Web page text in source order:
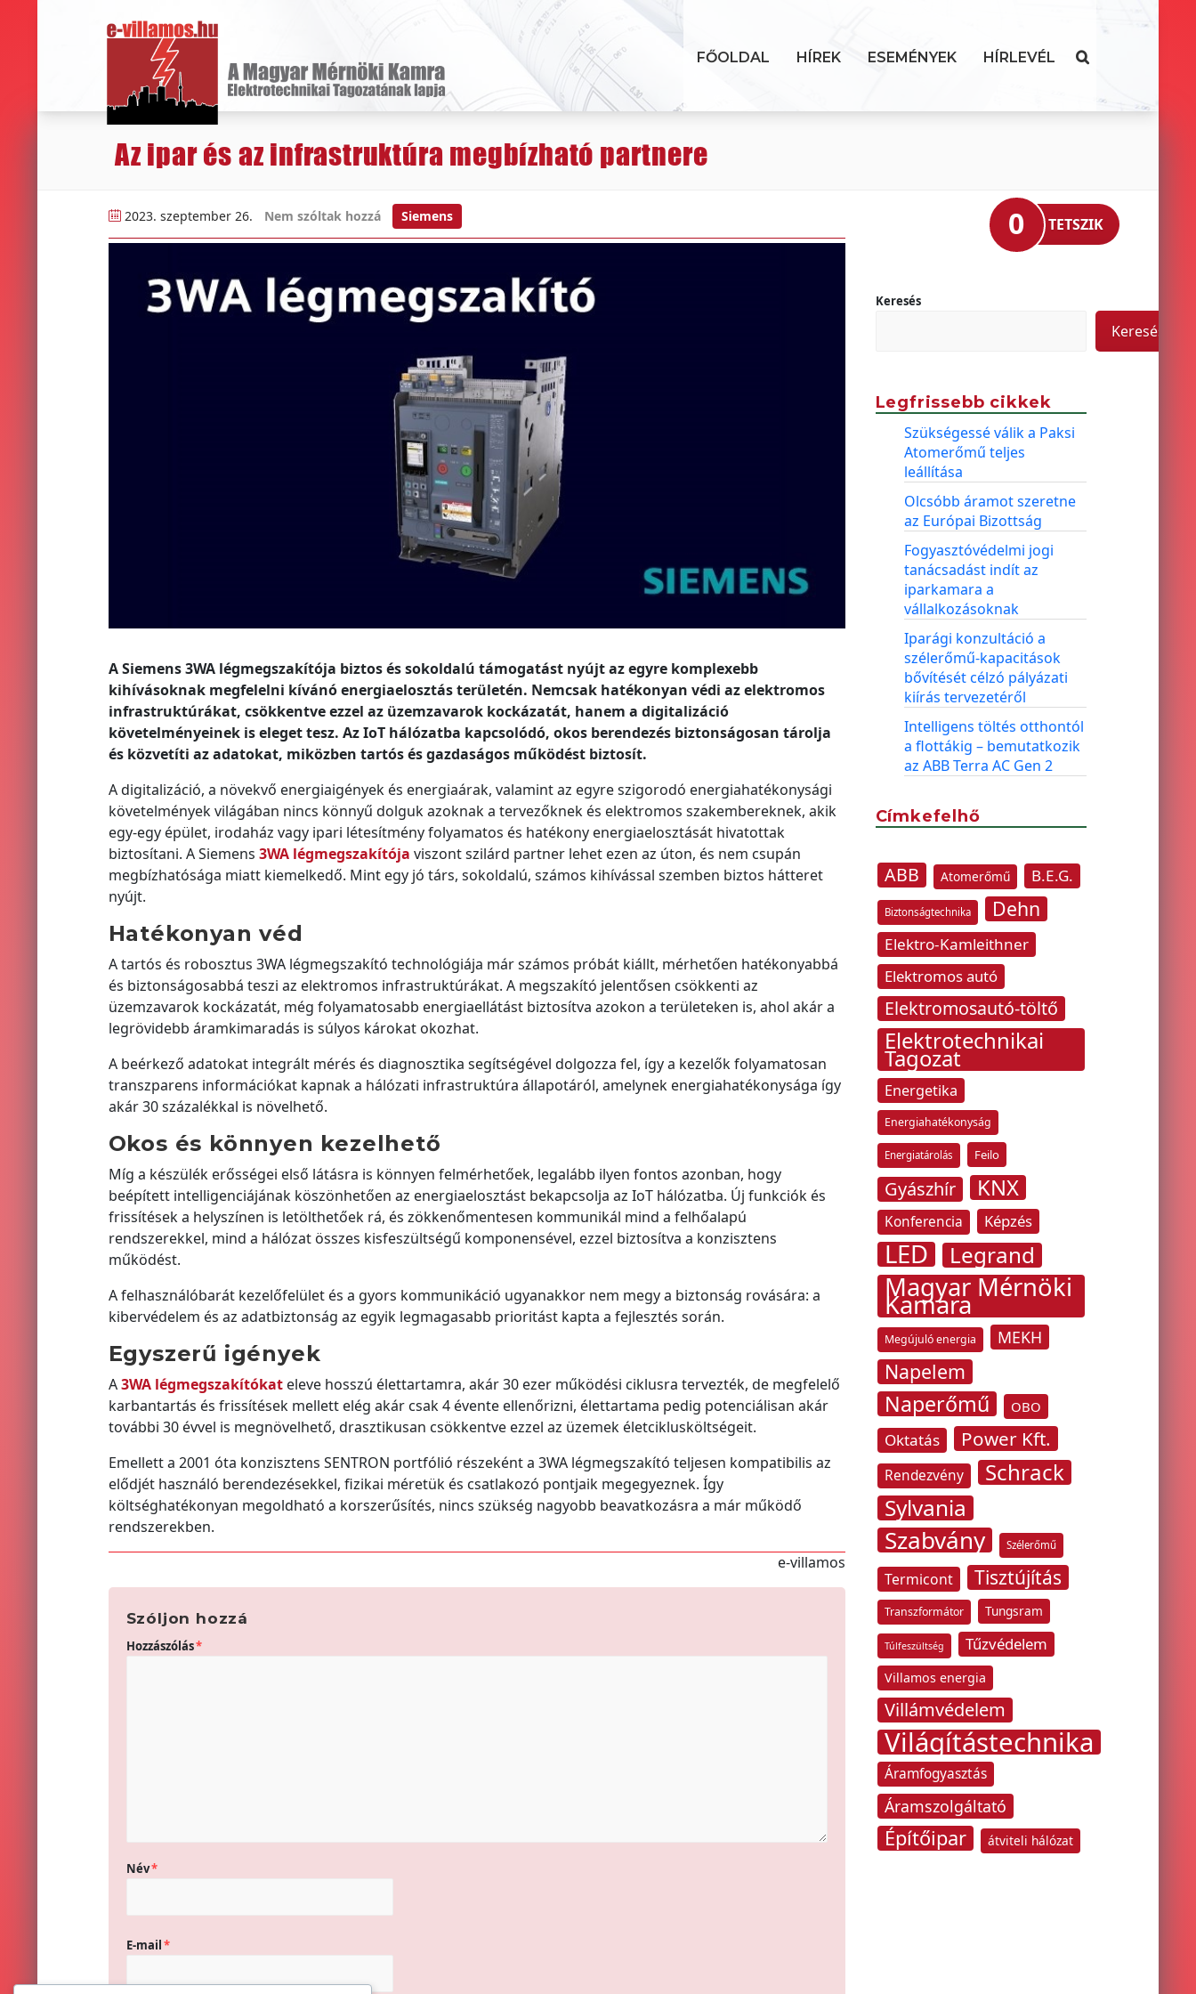
FŐOLDAL HÍREK ESEMÉNYEK HÍRLEVÉL
Az ipar és az infrastruktúra megbízható partnere
2023. szeptember 26. Nem szóltak hozzá Siemens
A Siemens 3WA légmegszakítója biztos és sokoldalú támogatást nyújt az egyre komplexebb
kihívásoknak megfelelni kívánó energiaelosztás területén. Nemcsak hatékonyan védi az elektromos
infrastruktúrákat, csökkentve ezzel az üzemzavarok kockázatát, hanem a digitalizáció
követelményeinek is eleget tesz. Az IoT hálózatba kapcsolódó, okos berendezés biztonságosan tárolja
és közvetíti az adatokat, miközben tartós és gazdaságos működést biztosít.
A digitalizáció, a növekvő energiaigények és energiaárak, valamint az egyre szigorodó energiahatékonysági
követelmények világában nincs könnyű dolguk azoknak a tervezőknek és elektromos szakembereknek, akik
egy-egy épület, irodaház vagy ipari létesítmény folyamatos és hatékony energiaelosztását hivatottak
biztosítani. A Siemens 3WA légmegszakítója viszont szilárd partner lehet ezen az úton, és nem csupán
megbízhatósága miatt kiemelkedő. Mint egy jó társ, sokoldalú, számos kihívással szemben biztos hátteret
nyújt.
Hatékonyan véd
A tartós és robosztus 3WA légmegszakító technológiája már számos próbát kiállt, mérhetően hatékonyabbá
és biztonságosabbá teszi az elektromos infrastruktúrákat. A megszakító jelentősen csökkenti az
üzemzavarok kockázatát, még folyamatosabb energiaellátást biztosítva azokon a területeken is, ahol akár a
legrövidebb áramkimaradás is súlyos károkat okozhat.
A beérkező adatokat integrált mérés és diagnosztika segítségével dolgozza fel, így a kezelők folyamatosan
transzparens információkat kapnak a hálózati infrastruktúra állapotáról, amelynek energiahatékonysága így
akár 30 százalékkal is növelhető.
Okos és könnyen kezelhető
Míg a készülék erősségei első látásra is könnyen felmérhetőek, legalább ilyen fontos azonban, hogy
beépített intelligenciájának köszönhetően az energiaelosztást bekapcsolja az IoT hálózatba. Új funkciók és
frissítések a helyszínen is letölthetőek rá, és zökkenőmentesen kommunikál mind a felhőalapú
rendszerekkel, mind a hálózat összes kisfeszültségű komponensével, ezzel biztosítva a konzisztens
működést.
A felhasználóbarát kezelőfelület és a gyors kommunikáció ugyanakkor nem megy a biztonság rovására: a
kibervédelem és az adatbiztonság az egyik legmagasabb prioritást kapta a fejlesztés során.
Egyszerű igények
A3WA légmegszakítókateleve hosszú élettartamra, akár 30 ezer működési ciklusra tervezték, de megfelelő
karbantartás és frissítések mellett elég akár csak 4 évente ellenőrizni, élettartama pedig potenciálisan akár
további 30 évvel is megnövelhető, drasztikusan csökkentve ezzel az üzemek életciklusköltségeit.
Emellett a 2001 óta konzisztens SENTRON portfólió részeként a 3WA légmegszakító teljesen kompatibilis az
elődjét használó berendezésekkel, fizikai méretük és csatlakozó pontjaik megegyeznek. Így
költséghatékonyan megoldható a korszerűsítés, nincs szükség nagyobb beavatkozásra a már működő
rendszerekben.
e-villamos
Szóljon hozzá
Hozzászólás*
Név*
E-mail*
0 TETSZIK
Keresés
Keresés
Legfrissebb cikkek
Szükségessé válik a Paksi
Atomerőmű teljes
leállítása
Olcsóbb áramot szeretne
az Európai Bizottság
Fogyasztóvédelmi jogi
tanácsadást indít az
iparkamara a
vállalkozásoknak
Iparági konzultáció a
szélerőmű-kapacitások
bővítését célzó pályázati
kiírás tervezetéről
Intelligens töltés otthontól
a flottákig – bemutatkozik
az ABB Terra AC Gen 2
Címkefelhő
ABB Atomerőmű B.E.G.
Biztonságtechnika Dehn
Elektro-Kamleithner
Elektromos autó
Elektromosautó-töltő
Elektrotechnikai
Tagozat
Energetika
Energiahatékonyság
Energiatárolás Feilo
Gyászhír KNX
Konferencia Képzés
LED Legrand
Magyar Mérnöki
Kamara
Megújuló energia MEKH
Napelem
Naperőmű OBO
Oktatás Power Kft.
Rendezvény
Schrack
Sylvania
Szabvány Szélerőmű
Termicont Tisztújítás
Transzformátor Tungsram
Túlfeszültség Tűzvédelem
Villamos energia
Villámvédelem
Világítástechnika
Áramfogyasztás
Áramszolgáltató
Építőipar átviteli hálózat